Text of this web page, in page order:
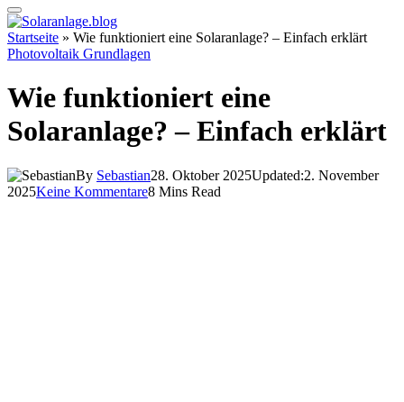
Startseite » Wie funktioniert eine Solaranlage? – Einfach erklärt
Photovoltaik Grundlagen
Wie funktioniert eine
Solaranlage? – Einfach erklärt
By Sebastian28. Oktober 2025Updated:2. November
2025Keine Kommentare8 Mins Read